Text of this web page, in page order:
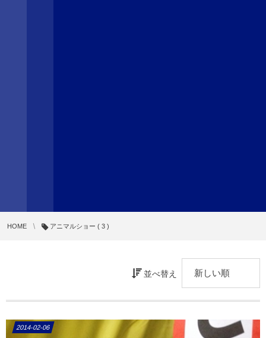
HOME アニマルショー ( 3 )
並べ替え
2014-02-06